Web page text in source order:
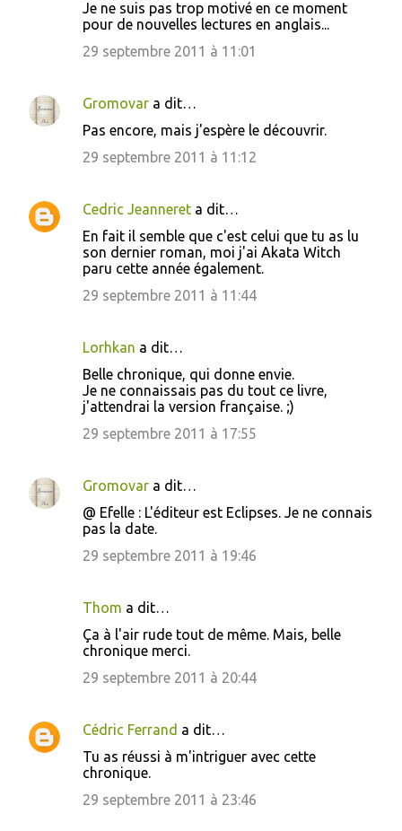
Je ne suis pas trop motivé en ce moment
pour de nouvelles lectures en anglais...
29 septembre 2011 à 11:01
Gromovar a dit…
Pas encore, mais j'espère le découvrir.
29 septembre 2011 à 11:12
Cedric Jeanneret a dit…
En fait il semble que c'est celui que tu as lu
son dernier roman, moi j'ai Akata Witch
paru cette année également.
29 septembre 2011 à 11:44
Lorhkan a dit…
Belle chronique, qui donne envie.
Je ne connaissais pas du tout ce livre,
j'attendrai la version française. ;)
29 septembre 2011 à 17:55
Gromovar a dit…
@ Efelle : L'éditeur est Eclipses. Je ne connais
pas la date.
29 septembre 2011 à 19:46
Thom a dit…
Ça à l'air rude tout de même. Mais, belle
chronique merci.
29 septembre 2011 à 20:44
Cédric Ferrand a dit…
Tu as réussi à m'intriguer avec cette
chronique.
29 septembre 2011 à 23:46